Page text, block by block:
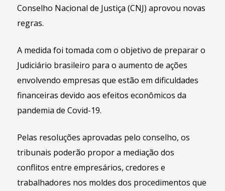
Conselho Nacional de Justiça (CNJ) aprovou novas
regras.
A medida foi tomada com o objetivo de preparar o
Judiciário brasileiro para o aumento de ações
envolvendo empresas que estão em dificuldades
financeiras devido aos efeitos econômicos da
pandemia de Covid-19.
Pelas resoluções aprovadas pelo conselho, os
tribunais poderão propor a mediação dos
conflitos entre empresários, credores e
trabalhadores nos moldes dos procedimentos que